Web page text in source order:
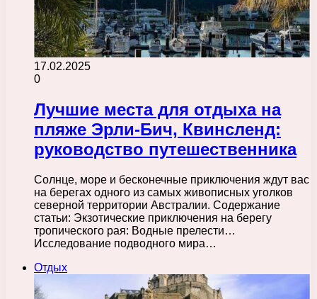
17.02.2025
0
Лучшие места для отдыха на
пляже Эрли-Бич, Квинсленд:
руководство путешественника
Солнце, море и бесконечные приключения ждут вас
на берегах одного из самых живописных уголков
северной территории Австралии. Содержание
статьи: Экзотические приключения на берегу
тропического рая: Водные прелести…
Исследование подводного мира…
Отдых